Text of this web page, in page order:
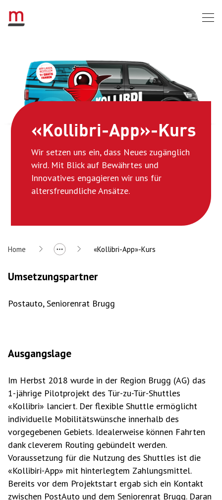
«Kollibri-App»-Kurs
Wir setzen uns ein, dass Neues zugänglich
wird. Mit Blick auf Bewährtes und
Innovatives engagieren wir uns für
altersfreundliche Ansätze.
Home «Kollibri-App»-Kurs
Umsetzungspartner
Postauto, Seniorenrat Brugg
Ausgangslage
Im Herbst 2018 wurde in der Region Brugg (AG) das
1-jährige Pilotprojekt des Tür-zu-Tür-Shuttles
«Kollibri» lanciert. Der flexible Shuttle ermöglicht
individuelle Mobilitätswünsche innerhalb des
vorgegebenen Gebiets. Idealerweise können Fahrten
dank cleverem Routing gebündelt werden.
Voraussetzung für die Nutzung des Shuttles ist die
«Kollibiri-App» mit hinterlegtem Zahlungs­mittel.
Bereits vor dem Projektstart ergab sich ein Kontakt
zwischen PostAuto und dem Senioren­rat Brugg. Daran